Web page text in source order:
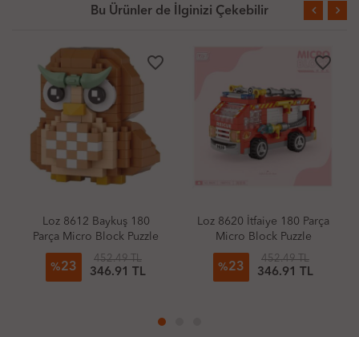
Bu Ürünler de İlginizi Çekebilir
favorite_border
Loz 8612 Baykuş 180
Parça Micro Block Puzzle
%23
452.49 TL
346.91 TL
favorite_border
Loz 8620 İtfaiye 180 Parça
Micro Block Puzzle
%23
452.49 TL
346.91 TL